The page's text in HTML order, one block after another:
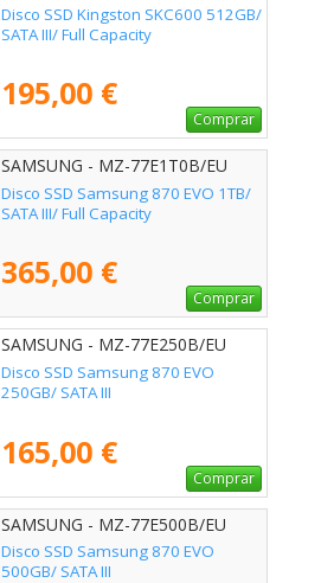
Disco SSD Kingston SKC600 512GB/
SATA III/ Full Capacity
195,00 €
Comprar
SAMSUNG - MZ-77E1T0B/EU
Disco SSD Samsung 870 EVO 1TB/
SATA III/ Full Capacity
365,00 €
Comprar
SAMSUNG - MZ-77E250B/EU
Disco SSD Samsung 870 EVO
250GB/ SATA III
165,00 €
Comprar
SAMSUNG - MZ-77E500B/EU
Disco SSD Samsung 870 EVO
500GB/ SATA III